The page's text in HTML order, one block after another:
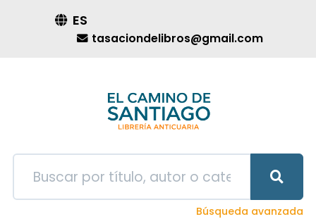
ES
tasaciondelibros@gmail.com
Búsqueda avanzada